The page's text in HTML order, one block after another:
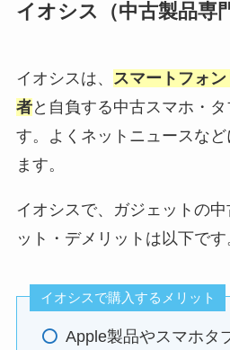
イオシス（中古製品専
イオシスは、 スマートフォ
者と自負する中古スマホ・
す。よくネットニュースな
ます。
イオシスで、ガジェットの
ット・デメリットは以下です
イオシスで購入するメリット
Apple製品やスマホタ